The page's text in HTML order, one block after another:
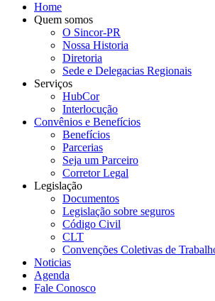
Home
Quem somos
O Sincor-PR
Nossa Historia
Diretoria
Sede e Delegacias Regionais
Serviços
HubCor
Interlocução
Convênios e Benefícios
Benefícios
Parcerias
Seja um Parceiro
Corretor Legal
Legislação
Documentos
Legislação sobre seguros
Código Civil
CLT
Convenções Coletivas de
Noticias
Agenda
Fale Conosco